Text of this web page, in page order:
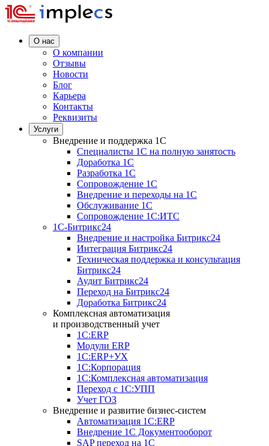
О нас
О компании
Отзывы
Новости
Блог
Карьера
Контакты
Реквизиты
Услуги
Внедрение и поддержка 1C
Специалисты 1C на полную занятость
Доработка 1C
Разработка 1C
Сопровождение 1C
Внедрение и переходы на 1C
Обслуживание 1C
Сопровождение 1C:ИТС
1С-Битрикс24
Внедрение и настройка Битрикс24
Интеграция Битрикс24
Техническая поддержка и консультация
Битрикс24
Аудит Битрикс24
Переход на Битрикс24
Доработка Битрикс24
Комплексная автоматизация
и производственный учет
1С:ERP
Модули ERP
1C:ERP+УХ
1С:Корпорация
1С:Комплексная автоматизация
Переход с 1С:УПП
Учет ГОЗ
Внедрение и развитие бизнес-систем
Автоматизация 1С:ERP
Внедрение 1С Документооборот
SAP переход на 1С